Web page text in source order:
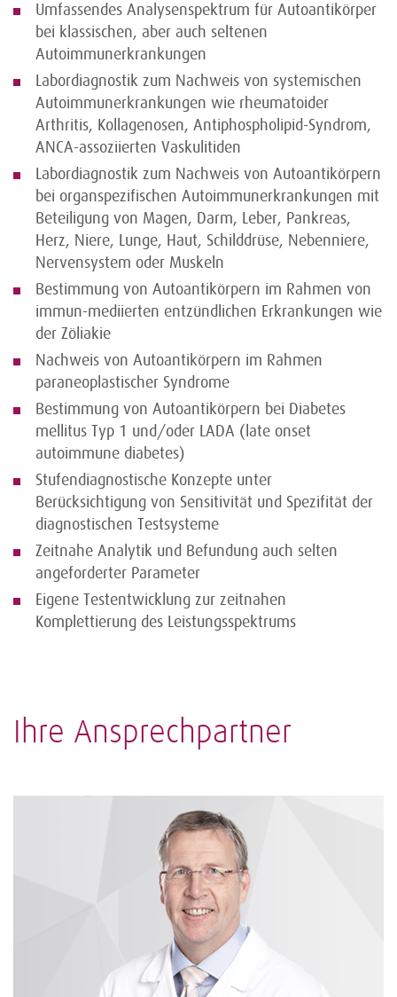
Umfassendes Analysenspektrum für Autoantikörper
bei klassischen, aber auch seltenen
Autoimmunerkrankungen
Labordiagnostik zum Nachweis von systemischen
Autoimmunerkrankungen wie rheumatoider
Arthritis, Kollagenosen, Antiphospholipid-Syndrom,
ANCA-assoziierten Vaskulitiden
Labordiagnostik zum Nachweis von Autoantikörpern
bei organspezifischen Autoimmunerkrankungen mit
Beteiligung von Magen, Darm, Leber, Pankreas,
Herz, Niere, Lunge, Haut, Schilddrüse, Nebenniere,
Nervensystem oder Muskeln
Bestimmung von Autoantikörpern im Rahmen von
immun-mediierten entzündlichen Erkrankungen wie
der Zöliakie
Nachweis von Autoantikörpern im Rahmen
paraneoplastischer Syndrome
Bestimmung von Autoantikörpern bei Diabetes
mellitus Typ 1 und/oder LADA (late onset
autoimmune diabetes)
Stufendiagnostische Konzepte unter
Berücksichtigung von Sensitivität und Spezifität der
diagnostischen Testsysteme
Zeitnahe Analytik und Befundung auch selten
angeforderter Parameter
Eigene Testentwicklung zur zeitnahen
Komplettierung des Leistungsspektrums
Ihre Ansprechpartner